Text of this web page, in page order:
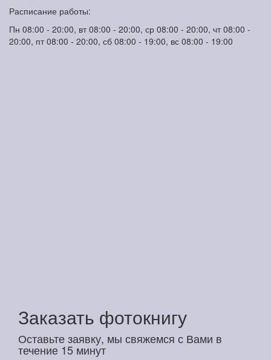
Расписание работы:
Пн 08:00 - 20:00, вт 08:00 - 20:00, ср 08:00 - 20:00, чт 08:00 -
20:00, пт 08:00 - 20:00, сб 08:00 - 19:00, вс 08:00 - 19:00
Заказать фотокнигу
Оставьте заявку, мы свяжемся с Вами в
течение 15 минут